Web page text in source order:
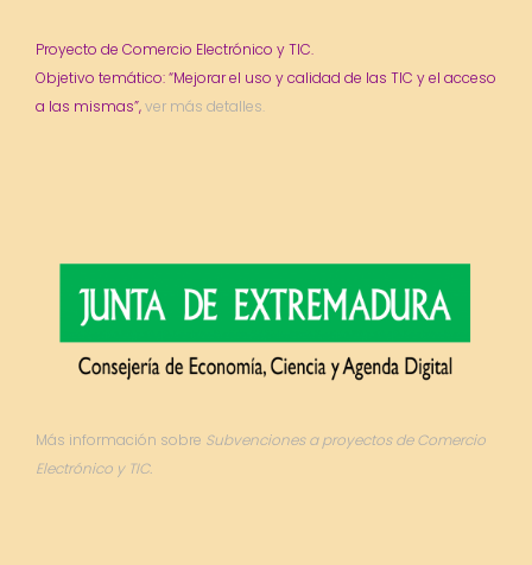
Proyecto de Comercio Electrónico y TIC.
Objetivo temático: “Mejorar el uso y calidad de las TIC y el acceso
a las mismas”,ver más detalles.
Más información sobre Subvenciones a proyectos de Comercio
Electrónico y TIC.